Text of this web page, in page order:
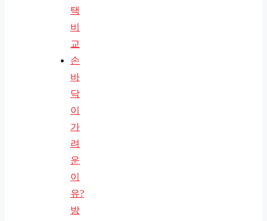
택
비
교
손
바
닥
이
가
려
운
이
유?
방